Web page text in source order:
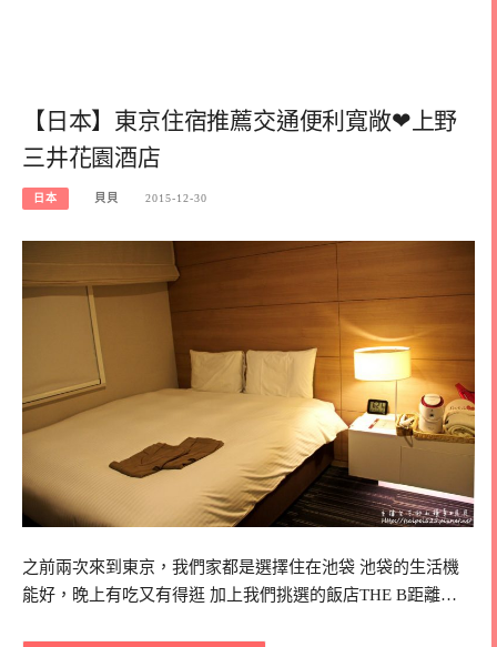
【日本】東京住宿推薦交通便利寬敞❤上野
三井花園酒店
日本 貝貝 2015-12-30
之前兩次來到東京，我們家都是選擇住在池袋 池袋的生活機
能好，晚上有吃又有得逛 加上我們挑選的飯店THE B距離…